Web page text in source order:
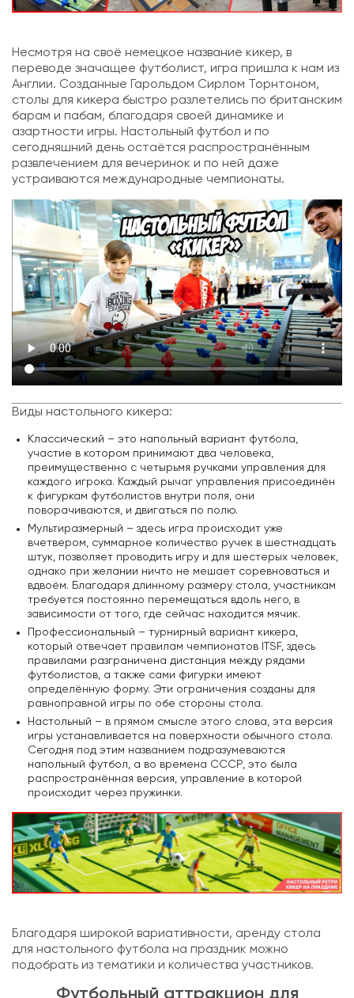
Несмотря на своё немецкое название кикер, в
переводе значащее футболист, игра пришла к нам из
Англии. Созданные Гарольдом Сирлом Торнтоном,
столы для кикера быстро разлетелись по британским
барам и пабам, благодаря своей динамике и
азартности игры. Настольный футбол и по
сегодняшний день остаётся распространённым
развлечением для вечеринок и по ней даже
устраиваются международные чемпионаты.
Виды настольного кикера:
Классический – это напольный вариант футбола,
участие в котором принимают два человека,
преимущественно с четырьмя ручками управления для
каждого игрока. Каждый рычаг управления присоединён
к фигуркам футболистов внутри поля, они
поворачиваются, и двигаться по полю.
Мультиразмерный – здесь игра происходит уже
вчетвером, суммарное количество ручек в шестнадцать
штук, позволяет проводить игру и для шестерых человек,
однако при желании ничто не мешает соревноваться и
вдвоём. Благодаря длинному размеру стола, участникам
требуется постоянно перемещаться вдоль него, в
зависимости от того, где сейчас находится мячик.
Профессиональный – турнирный вариант кикера,
который отвечает правилам чемпионатов ITSF, здесь
правилами разграничена дистанция между рядами
футболистов, а также сами фигурки имеют
определённую форму. Эти ограничения созданы для
равноправной игры по обе стороны стола.
Настольный – в прямом смысле этого слова, эта версия
игры устанавливается на поверхности обычного стола.
Сегодня под этим названием подразумеваются
напольный футбол, а во времена СССР, это была
распространённая версия, управление в которой
происходит через пружинки.
Благодаря широкой вариативности, аренду стола
для настольного футбола на праздник можно
подобрать из тематики и количества участников.
Футбольный аттракцион для